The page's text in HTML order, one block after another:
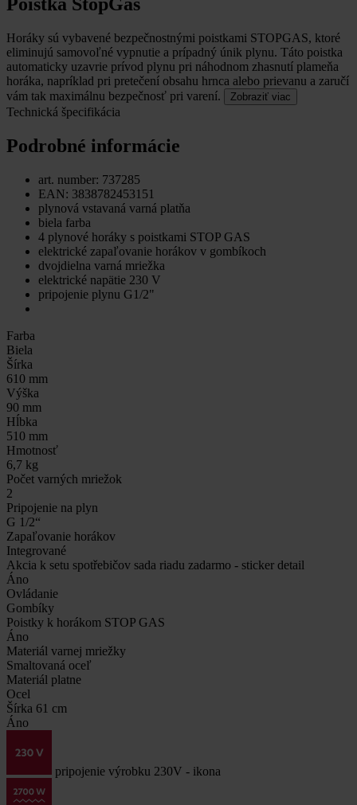
Horáky sú vybavené bezpečnostnými poistkami STOPGAS, ktoré
eliminujú samovoľné vypnutie a prípadný únik plynu. Táto poistka
automaticky uzavrie prívod plynu pri náhodnom zhasnutí plameňa
horáka, napríklad pri pretečení obsahu hrnca alebo prievanu a zaručí
vám tak maximálnu bezpečnosť pri varení.
Zobraziť viac
Technická špecifikácia
Podrobné informácie
art. number: 737285
EAN: 3838782453151
plynová vstavaná varná platňa
biela farba
4 plynové horáky s poistkami STOP GAS
elektrické zapaľovanie horákov v gombíkoch
dvojdielna varná mriežka
elektrické napätie 230 V
pripojenie plynu G1/2"
Farba
Biela
Šírka
610 mm
Výška
90 mm
Hĺbka
510 mm
Hmotnosť
6,7 kg
Počet varných mriežok
2
Pripojenie na plyn
G 1/2“
Zapaľovanie horákov
Integrované
Akcia k setu spotřebičov sada riadu zadarmo - sticker detail
Áno
Ovládanie
Gombíky
Poistky k horákom STOP GAS
Áno
Materiál varnej mriežky
Smaltovaná oceľ
Materiál platne
Ocel
Šírka 61 cm
Áno
pripojenie výrobku 230V - ikona